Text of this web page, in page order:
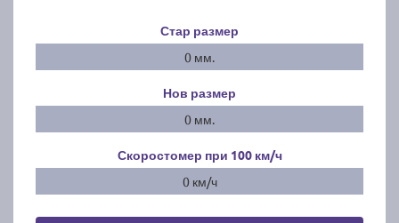
Стар размер
0 мм.
Нов размер
0 мм.
Скоростомер при 100 км/ч
0 км/ч